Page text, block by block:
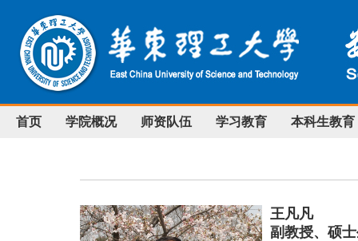
首页 学院概况 师资队伍 学习教育 本科生教育
王凡凡
副教授、硕